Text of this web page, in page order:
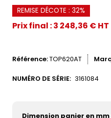
REMISE DÉCOTE : 32%
Prix final : 3 248,36 € HT
Référence TOP620AT
NUMÉRO DE SÉRIE: 3161084
Dimension panier en mm